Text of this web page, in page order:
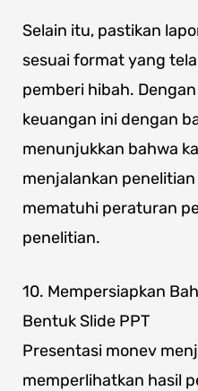
Selain itu, pastikan
sesuai format yang
pemberi hibah.
keuangan ini dengan
menunjukkan bahwa
menjalankan
mematuhi peraturan
penelitian.
10. Mempersiapkan
Bentuk Slide PPT
Presentasi monev
memperlihatkan hasil